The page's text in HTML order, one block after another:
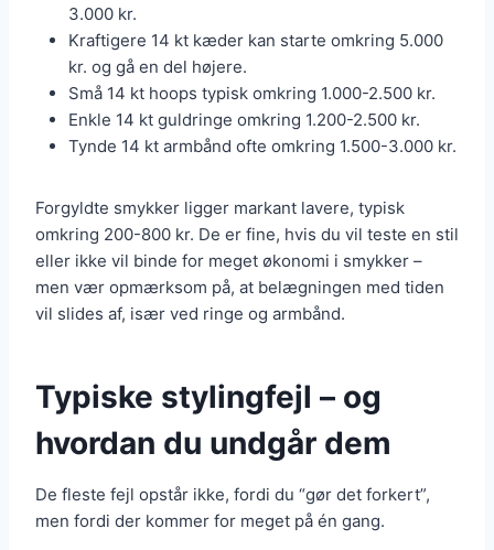
3.000 kr.
Kraftigere 14 kt kæder kan starte omkring 5.000
kr. og gå en del højere.
Små 14 kt hoops typisk omkring 1.000-2.500 kr.
Enkle 14 kt guldringe omkring 1.200-2.500 kr.
Tynde 14 kt armbånd ofte omkring 1.500-3.000 kr.
Forgyldte smykker ligger markant lavere, typisk
omkring 200-800 kr. De er fine, hvis du vil teste en stil
eller ikke vil binde for meget økonomi i smykker –
men vær opmærksom på, at belægningen med tiden
vil slides af, især ved ringe og armbånd.
Typiske stylingfejl – og
hvordan du undgår dem
De fleste fejl opstår ikke, fordi du “gør det forkert”,
men fordi der kommer for meget på én gang.